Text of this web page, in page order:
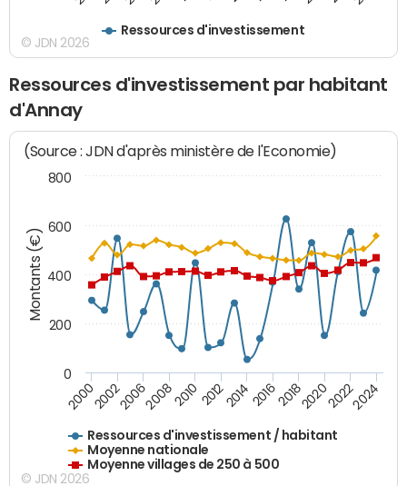
Ressources d'investissement
© JDN 2026
Ressources d'investissement par habitant
d'Annay
Montants (€)
(Source : JDN d'après ministère de l'Economie)
Ressources d'investissement / habitant
Moyenne nationale
Moyenne villages de 250 à 500
20002002200620082010 2012201420162018202020222024
0
200
400
600
800
© JDN 2026